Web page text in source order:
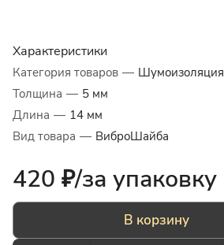
Характеристики
Категория товаров — Шумоизоляция
Толщина — 5 мм
Длина — 14 мм
Вид товара — ВиброШайба
420 ₽/за упаковку
В корзину